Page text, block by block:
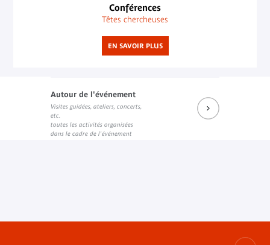
Conférences
Têtes chercheuses
EN SAVOIR PLUS
Autour de l'événement
Visites guidées, ateliers, concerts,
etc.
toutes les activités organisées
dans le cadre de l'événement